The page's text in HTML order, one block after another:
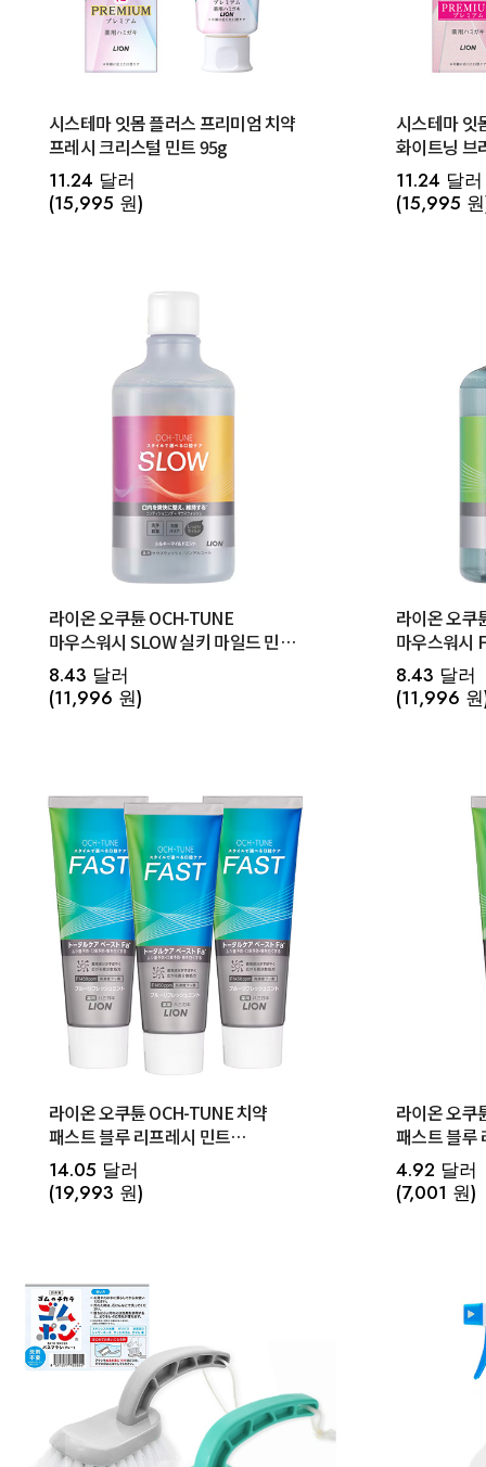
시스테마 잇몸 플러스 프리미엄 치약
프레시 크리스털 민트 95g
11.24 달러
(15,995 원)
시스테마 잇
화이트닝 브
(실키 플로
11.24 달러
(15,995
라이온 오쿠튠 OCH-TUNE
마우스워시 SLOW 실키 마일드 민트
무알코올 600ml
8.43 달러
(11,996 원)
라이온 오쿠
마우스워시
알코올
8.43 달러
(11,996
라이온 오쿠튠 OCH-TUNE 치약
패스트 블루 리프레시 민트
130gx3개세트
14.05 달러
(19,993 원)
라이온 오쿠
패스트 블루
4.92 달러
(7,001 원)